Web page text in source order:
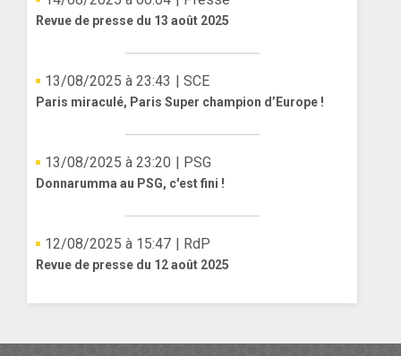
Revue de presse du 13 août 2025
13/08/2025 à 23:43 | SCE
Paris miraculé, Paris Super champion d’Europe !
13/08/2025 à 23:20 | PSG
Donnarumma au PSG, c'est fini !
12/08/2025 à 15:47 | RdP
Revue de presse du 12 août 2025